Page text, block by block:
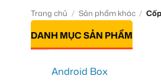
Trang chủ / Sản phẩm khác /
DANH MỤC SẢN PHẨM
Android Box